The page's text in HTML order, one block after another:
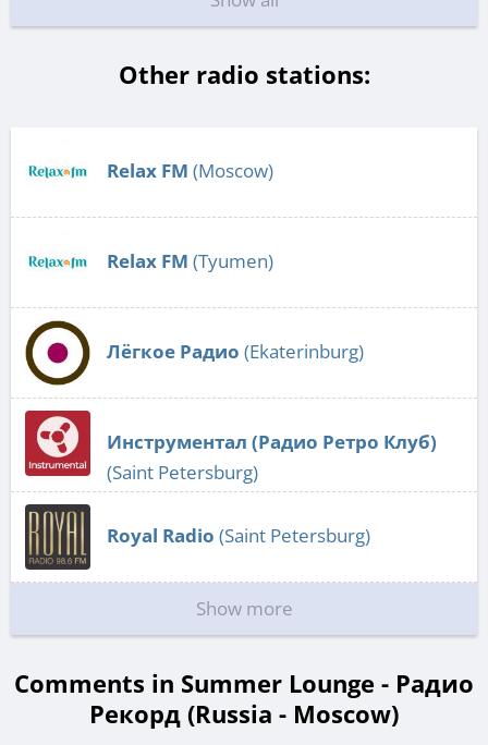
Other radio stations:
Relax FM (Moscow)
Relax FM (Tyumen)
Лёгкое Радио (Ekaterinburg)
Инструментал (Радио Ретро Клуб)
(Saint Petersburg)
Royal Radio (Saint Petersburg)
Show more
Comments in Summer Lounge - Радио
Рекорд (Russia - Moscow)